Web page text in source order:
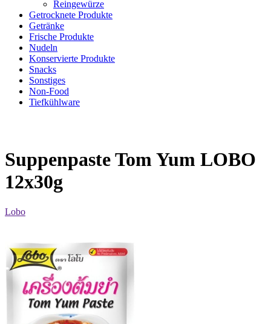
Reingewürze
Getrocknete Produkte
Getränke
Frische Produkte
Nudeln
Konservierte Produkte
Snacks
Sonstiges
Non-Food
Tiefkühlware
Suppenpaste Tom Yum LOBO
12x30g
Lobo